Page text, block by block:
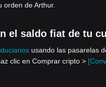
orden de Arthur.
el saldo fiat de tu
usando las pasarelas
clic en Comprar cripto >